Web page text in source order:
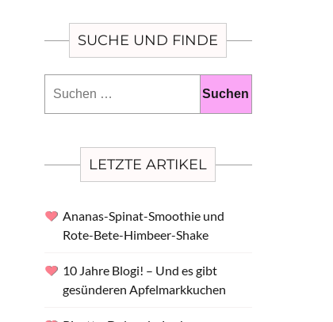
SUCHE UND FINDE
nach:
LETZTE ARTIKEL
Ananas-Spinat-Smoothie und
Rote-Bete-Himbeer-Shake
10 Jahre Blogi! – Und es gibt
gesünderen Apfelmarkkuchen